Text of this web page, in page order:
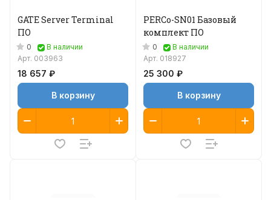
GATE Server Terminal
ПО
0
В наличии
Арт. 003963
18 657 ₽
В корзину
PERCo-SN01 Базовый
комплект ПО
0
В наличии
Арт. 018927
25 300 ₽
В корзину